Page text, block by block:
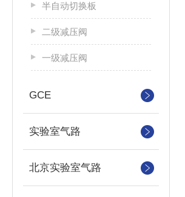
半自动切换板
二级减压阀
一级减压阀
GCE
实验室气路
北京实验室气路